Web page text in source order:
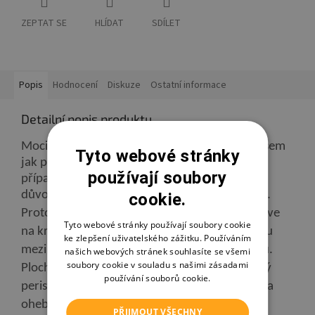
ZEPTAT SE HLÍDAT SDÍLET
Popis Hodnocení Diskuze Ostatní informace
Detailní popis produktu
Moci sv é dítě
kojit co nejdéle, je velkým přínosem
jak pro matku, tak i pro dítě. V některých
případech to však například ze zdravotních
důvodů matky nebo dítěte není nadále možné.
Proto NUVITA vytvořila Mimic®, inovativní láhve
na krmení, které pomáhají vytvářet alternativu
mezi prsem a lahví. A to vše přirozenou cestou.
Plochá a delší "bradavka" usnadňuje přirozený
peristaltický pohyb jazyka. Je vysoce flexibilní a
ohebná (360 °).
Tyto webové stránky
používají soubory
cookie.
Tyto webové stránky používají soubory cookie
ke zlepšení uživatelského zážitku. Používáním
našich webových stránek souhlasíte se všemi
soubory cookie v souladu s našimi zásadami
používání souborů cookie.
PŘIJMOUT VŠECHNY